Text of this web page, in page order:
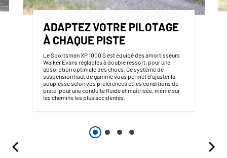
ADAPTEZ VOTRE PILOTAGE
À CHAQUE PISTE
Le Sportsman XP 1000 S est équipé des amortisseurs
Walker Evans réglables à double ressort, pour une
absorption optimale des chocs. Ce système de
suspension haut de gamme vous permet d’ajuster la
souplesse selon vos préférences et les conditions de
piste, pour une conduite fluide et maîtrisée, même sur
les chemins les plus accidentés.